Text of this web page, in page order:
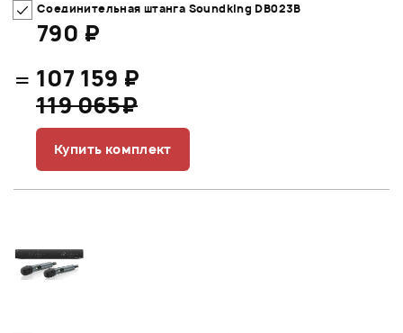
Соединительная штанга Soundking DB023B
790 ₽
= 107 159 ₽
119 065₽
Купить комплект